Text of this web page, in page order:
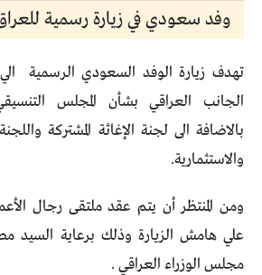
وفد سعودي في زيارة رسمية
تهدف زيارة الوفد السعودي الرسمية الي
الجانب العراقي بشأن المجلس
بالاضافة الى لجنة الإغاثة المشتركة
والاستثمارية.
ومن المنتظر أن يتم عقد ملتقى رجال
علي هامش الزيارة وذلك برعاية السيد
مجلس الوزراء العراقي .